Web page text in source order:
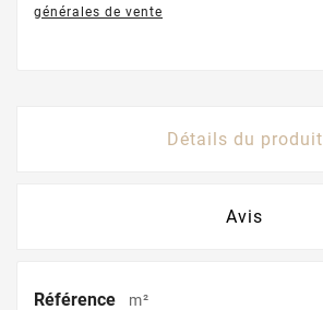
générales de vente
Détails du produit
Avis
Référence m²